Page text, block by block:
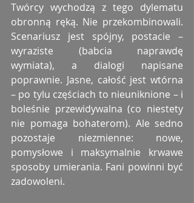
Twórcy wychodzą z tego dylematu
obronną ręką. Nie przekombinowali.
Scenariusz jest spójny, postacie –
wyraziste (babcia naprawdę
wymiata), a dialogi napisane
poprawnie. Jasne, całość jest wtórna
– po tylu częściach to nieuniknione – i
boleśnie przewidywalna (co niestety
nie pomaga bohaterom). Ale sedno
pozostaje niezmienne: nowe,
pomysłowe i maksymalnie krwawe
sposoby umierania. Fani powinni być
zadowoleni.